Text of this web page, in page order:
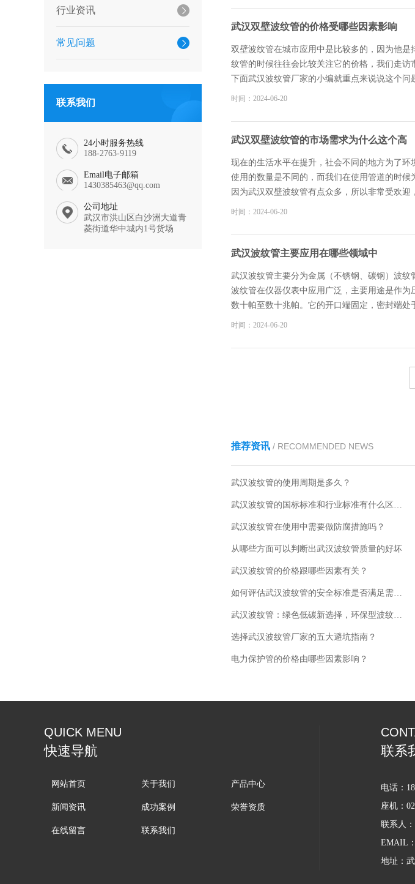
行业资讯
常见问题
联系我们
24小时服务热线
188-2763-9119
Email电子邮箱
1430385463@qq.com
公司地址
武汉市洪山区白沙洲大道青
菱街道华中城内1号货场
才能还土。如果HDPE双壁波纹管管壁孔洞在20
达波纹管厂家是一家专业生产武汉波纹管的厂家
武汉双壁波纹管的价格受哪些因素影响
双壁波纹管在城市应用中是比较多的，因为他
纹管的时候往往会比较关注它的价格，我们走
下面武汉波纹管厂家的小编就重点来说说这个问
以满足各种要求，所以双壁波纹管价格也不同
多，厂家给与的优惠条件也就越丰厚，那么每
络上都可以购买，实体店大都是经销商，卖出
纹管价格中，所以价格比网上卖的贵一些，如果
时间：2024-06-20
武汉双壁波纹管的市场需求为什么这个高
现在的生活水平在提升，社会不同的地方为了
使用的数量是不同的，而我们在使用管道的时
因为武汉双壁波纹管有点众多，所以非常受欢
用等待产品产出的时间。二，管道的质量是很
的，不能说一个工程无限制的实行下碳素波纹
方便，然后我们都知道有的道路在施工的时候
为什么要去穿线波纹管大用人力去挖掘土地呢，
时间：2024-06-20
武汉波纹管主要应用在哪些领域中
武汉波纹管主要分为金属（不锈钢、碳钢）波纹
波纹管在仪器仪表中应用广泛，主要用途是作
数十帕至数十兆帕。它的开口端固定，密封端
天、化工、电力、水泥、冶金等行业。今天武
用于汽车零部件行业的汽车线束组件.包括:各
车系统保护套管,汽车油管,机枪管等各类型汽车
道.三，武汉波纹管广泛用于各种电气,机械和机
时间：2024-06-20
推荐资讯 / RECOMMENDED NEWS
武汉波纹管的使用周期是多久？
武汉波纹管在使用中需要做防腐措施吗？
从哪些方面可以判断出武汉波纹管质量的好坏
武汉波纹管的价格跟哪些因素有关？
选择武汉波纹管厂家的五大避坑指南？
电力保护管的价格由哪些因素影响？
QUICK MENU
快速导航
网站首页 关于我们 产品中心
新闻资讯 成功案例 荣誉资质
在线留言 联系我们
联系
电话：
座机：
联系人
EMAIL
地址：